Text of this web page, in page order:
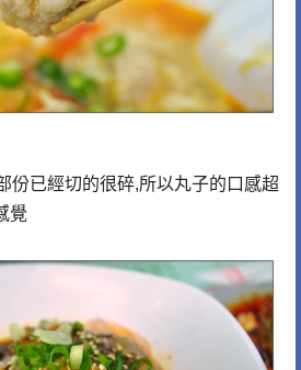
份已經切的很碎,所以丸子的口感超
覺